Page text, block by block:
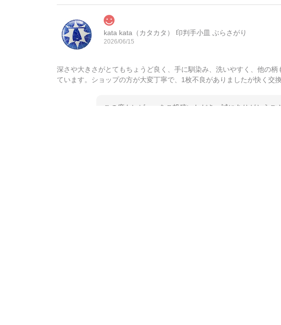
kata kata（カタカタ） 印判手小皿 ぶらさがり
2026/06/15
深さや大きさがとてもちょうど良く、手に馴染み、洗いやすく、他の
ています。ショップの方が大変丁寧で、1枚不良がありましたが快く交
この度もレビューをご投稿いただき、誠にありがとう